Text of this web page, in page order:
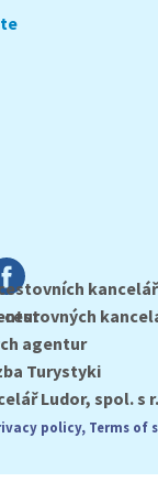
Ludor, spol. s
policy, Terms of